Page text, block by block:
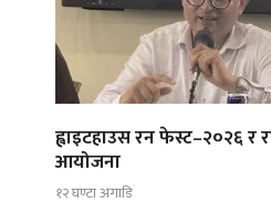
ह्वाइटहाउस रन फेस्ट–२०२६ र
आयोजना
१२ घण्टा अगाडि